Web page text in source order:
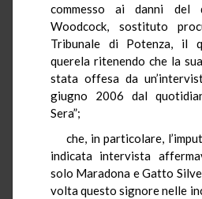
commesso ai danni del
Woodcock, sostituto
Tribunale di Potenza, il
querela ritenendo che la
stata offesa da
giugno 2006 dal
Sera”;
che, in particolare,
indicata intervista
solo Maradona e Gatto
volta questo signore nelle